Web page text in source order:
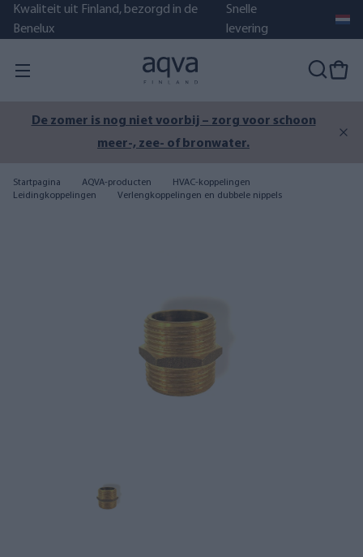
Kwaliteit uit Finland, bezorgd in de
Benelux
Snelle
levering
De zomer is nog niet voorbij – zorg voor schoon
meer-, zee- of bronwater.
Startpagina AQVA-producten
HVAC-koppelingen
Leidingkoppelingen
Verlengkoppelingen en dubbele nippels